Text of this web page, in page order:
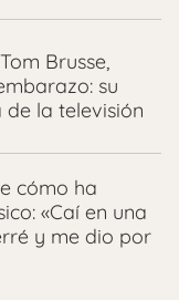
Brusse,
su
la televisión
cómo ha
«Caí en una
y me dio por